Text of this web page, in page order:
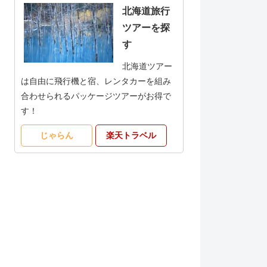
北海道旅行
ツアーを探
す
北海道ツアー
は自由に飛行機と宿、レンタカーを組み
合わせられるパッケージツアーがお得で
す！
じゃらん 楽天トラベル